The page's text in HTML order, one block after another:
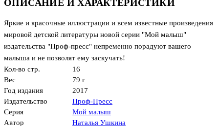
ОПИСАНИЕ И ХАРАКТЕРИСТИКИ
Яркие и красочные иллюстрации и всем известные произведения
мировой детской литературы новой серии "Мой малыш"
издательства "Проф-пресс" непременно порадуют вашего
малыша и не позволят ему заскучать!
Кол-во стр.
16
Вес
79 г
Год издания
2017
Издательство
Проф-Пресс
Серия
Мой малыш
Автор
Наталья Ушкина